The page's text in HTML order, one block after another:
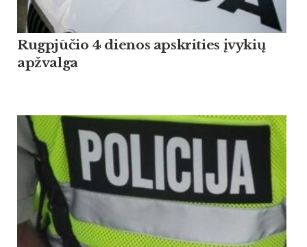
Rugpjūčio 4 dienos apskrities įvykių
apžvalga